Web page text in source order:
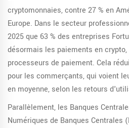
cryptomonnaies, contre 27 % en
Europe. Dans le secteur
2025 que 63 % des entreprises
désormais les paiements en
processeurs de paiement. Cela
pour les commerçants, qui voient
en moyenne, selon les retours
Parallèlement, les Banques
Numériques de Banques Centrales